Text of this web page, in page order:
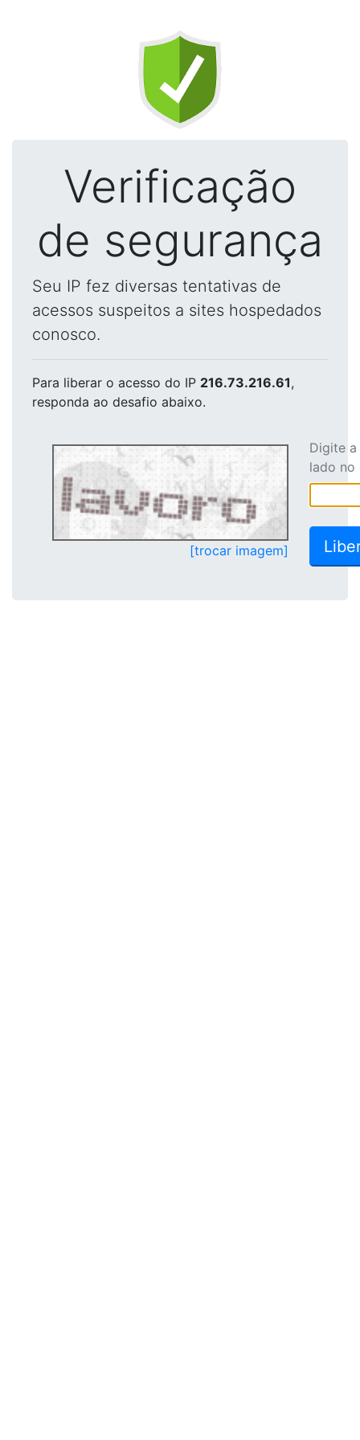
Verificação
de segurança
Seu IP fez diversas tentativas de
acessos suspeitos a sites hospedados
conosco.
Para liberar o acesso do IP 216.73.216.61,
responda ao desafio abaixo.
[trocar imagem]
Digite
lado no